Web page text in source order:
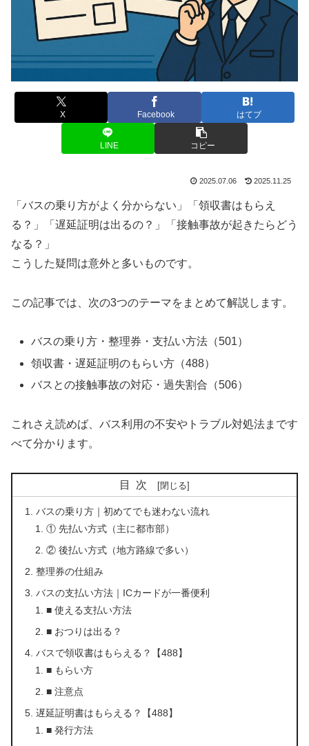
X Facebook はてブ
LINE コピー
2025.07.06 2025.11.25
「バスの乗り方がよく分からない」「領収書はもらえ
る？」「遅延証明は出るの？」「接触事故が起きたらどう
なる？」
こうした疑問は意外と多いものです。
この記事では、次の3つのテーマをまとめて解説します。
バスの乗り方・整理券・支払い方法（501）
領収書・遅延証明のもらい方（488）
バスとの接触事故の対応・過失割合（506）
これさえ読めば、バス利用の不安やトラブル対処法まです
べて分かります。
目次
バスの乗り方｜初めてでも迷わない流れ
① 先払い方式（主に都市部）
② 後払い方式（地方路線で多い）
整理券の仕組み
バスの支払い方法｜ICカードが一番便利
■ 使える支払い方法
■ おつりは出る？
バスで領収書はもらえる？【488】
■ もらい方
■ 注意点
遅延証明書はもらえる？【488】
■ 発行方法